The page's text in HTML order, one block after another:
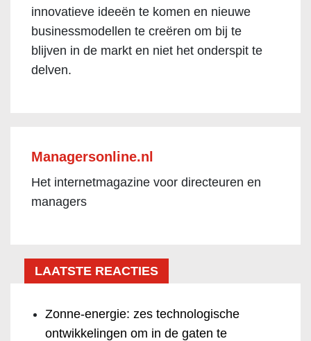
innovatieve ideeën te komen en nieuwe
businessmodellen te creëren om bij te
blijven in de markt en niet het onderspit te
delven.
Managersonline.nl
Het internetmagazine voor directeuren en
managers
LAATSTE REACTIES
Zonne-energie: zes technologische
ontwikkelingen om in de gaten te